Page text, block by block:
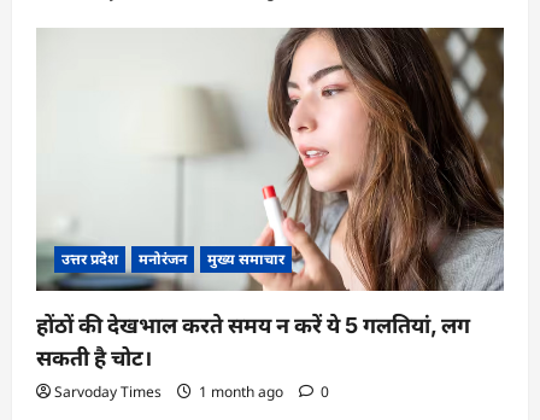
उत्तर प्रदेश मनोरंजन मुख्य समाचार
होंठों की देखभाल करते समय न करें ये 5 गलतियां, लग
सकती है चोट।
Sarvoday Times 1 month ago 0